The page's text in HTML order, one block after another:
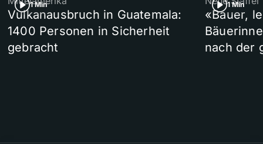
1 Min
Vulkanausbruch in Guatemala:
1400 Personen in Sicherheit
gebracht
1 Min
«Bauer,
nach der